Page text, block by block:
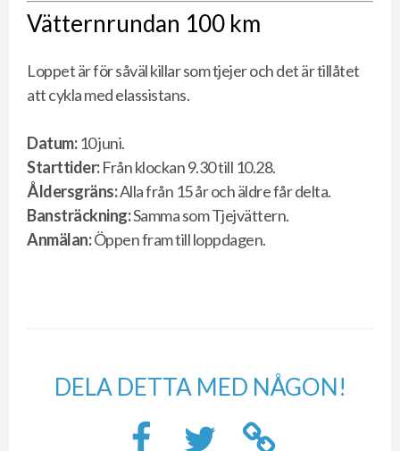
Vätternrundan 100 km
Loppet är för såväl killar som tjejer och det är tillåtet
att cykla med elassistans.
Datum:10 juni.
Starttider:Från klockan 9.30 till 10.28.
Åldersgräns:Alla från 15 år och äldre får delta.
Bansträckning:Samma som Tjejvättern.
Anmälan:Öppen fram till loppdagen.
DELA DETTA MED NÅGON!